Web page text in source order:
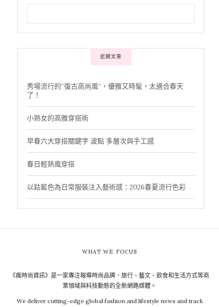
近期文章
秀場流行的“復古高尚風”，優雅又時髦，太適合春天
了！
小熟女的高雅穿搭術
早春六大穿搭關鍵字 波點 多層次與手工感
春日輕熟風穿搭
以鈷藍色為日常服裝注入藝術感：2026春夏流行色彩
WHAT WE FOCUS
《瘋時尚資訊》是一家專注報導時尚品牌、旅行、藝文、飲食和生活方式等商
業領域與科技動態的全新網路媒體。
We deliver cutting-edge global fashion and lifestyle news and track